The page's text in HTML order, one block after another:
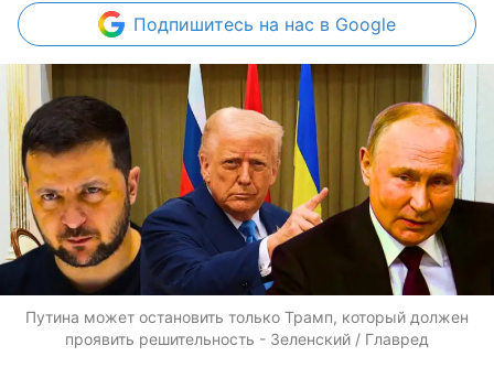
Подпишитесь на нас в Google
Путина может остановить только Трамп, который должен
проявить решительность - Зеленский / Главред